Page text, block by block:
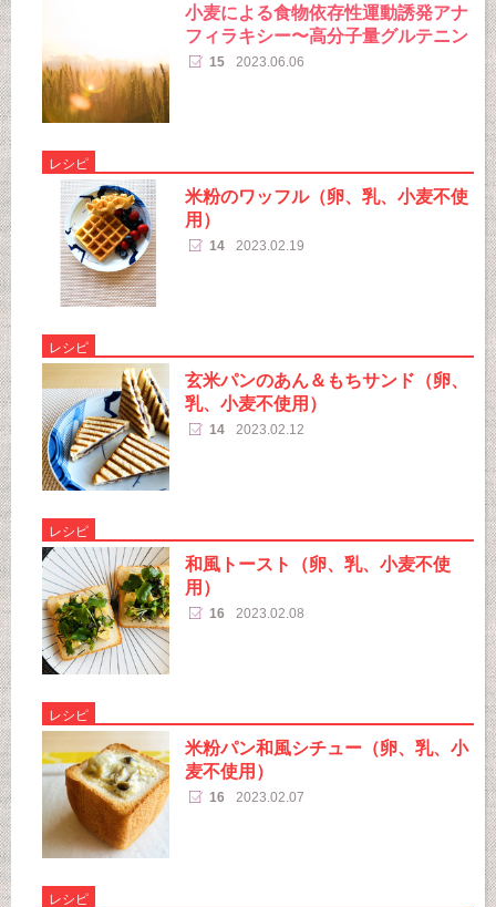
小麦による食物依存性運動誘発アナ
フィラキシー〜高分子量グルテニン
15 2023.06.06
レシピ
米粉のワッフル（卵、乳、小麦不使
用）
14 2023.02.19
レシピ
玄米パンのあん＆もちサンド（卵、
乳、小麦不使用）
14 2023.02.12
レシピ
和風トースト（卵、乳、小麦不使
用）
16 2023.02.08
レシピ
米粉パン和風シチュー（卵、乳、小
麦不使用）
16 2023.02.07
レシピ